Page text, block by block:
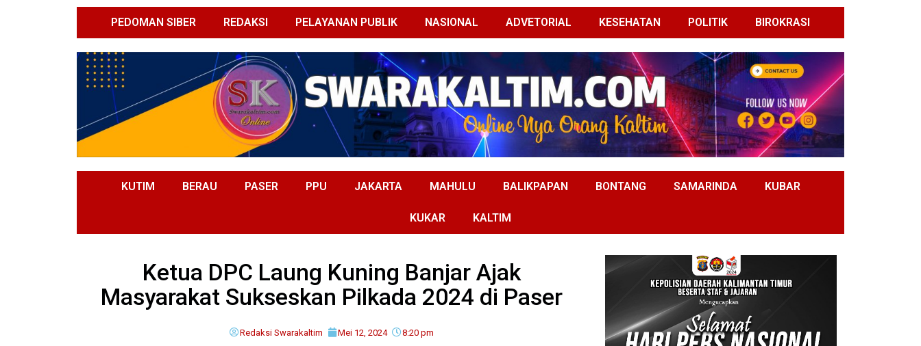
PEDOMAN SIBER REDAKSI PELAYANAN PUBLIK NASIONAL ADVETORIAL KESEHATAN POLITIK BIROKRASI
KUTIM BERAU PASER PPU JAKARTA MAHULU BALIKPAPAN BONTANG SAMARINDA KUBAR
KUKAR KALTIM
Ketua DPC Laung Kuning Banjar Ajak
Masyarakat Sukseskan Pilkada 2024 di Paser
Redaksi Swarakaltim Mei 12, 2024 8:20 pm